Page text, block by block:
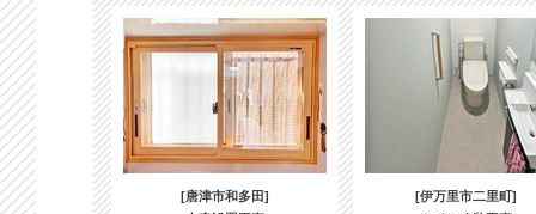
[唐津市和多田]
[伊万里市二里町]